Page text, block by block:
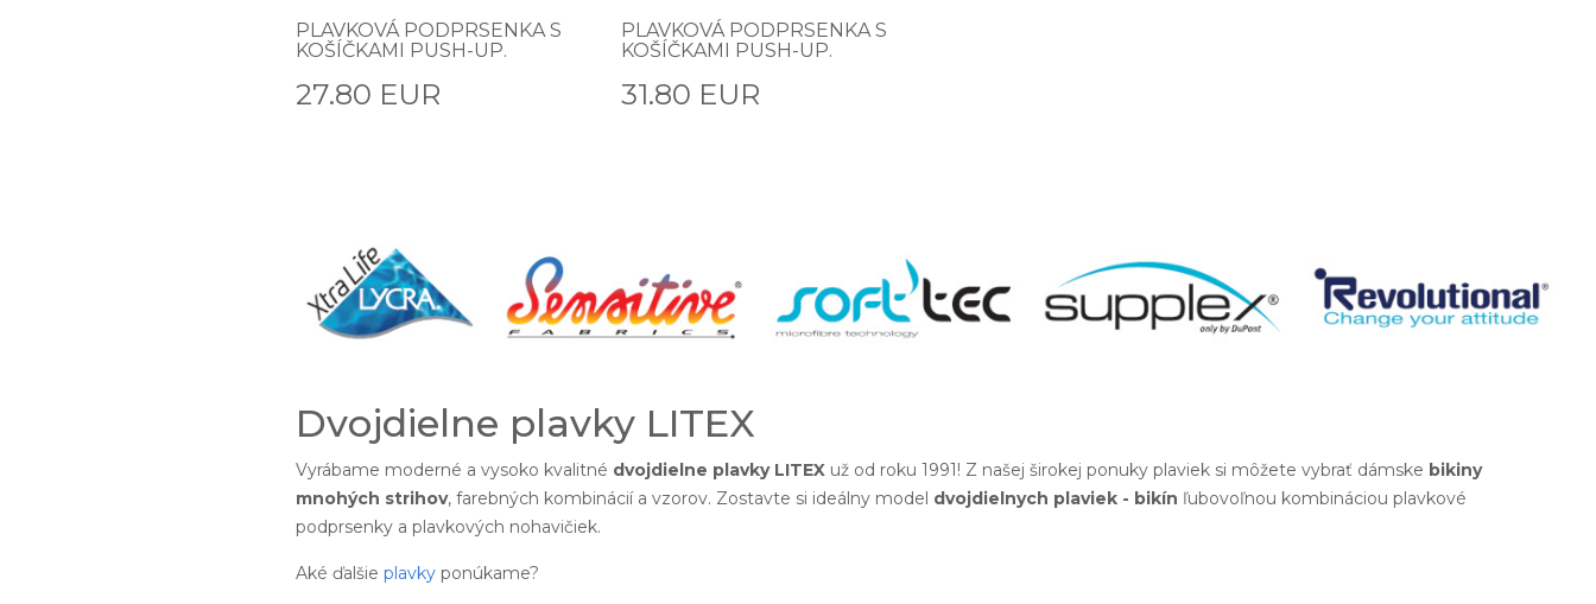
PLAVKOVÁ PODPRSENKA S
KOŠÍČKAMI PUSH-UP.
27.80 EUR
PLAVKOVÁ PODPRSENKA S
KOŠÍČKAMI PUSH-UP.
31.80 EUR
Dvojdielne plavky LITEX
Vyrábame moderné a vysoko kvalitné dvojdielne plavky LITEX už od roku 1991! Z našej širokej ponuky plaviek si môžete vybrať dámske bikiny
mnohých strihov, farebných kombinácií a vzorov. Zostavte si ideálny model dvojdielnych plaviek - bikín ľubovoľnou kombináciou plavkové
podprsenky a plavkových nohavičiek.
Aké ďalšie plavky ponúkame?